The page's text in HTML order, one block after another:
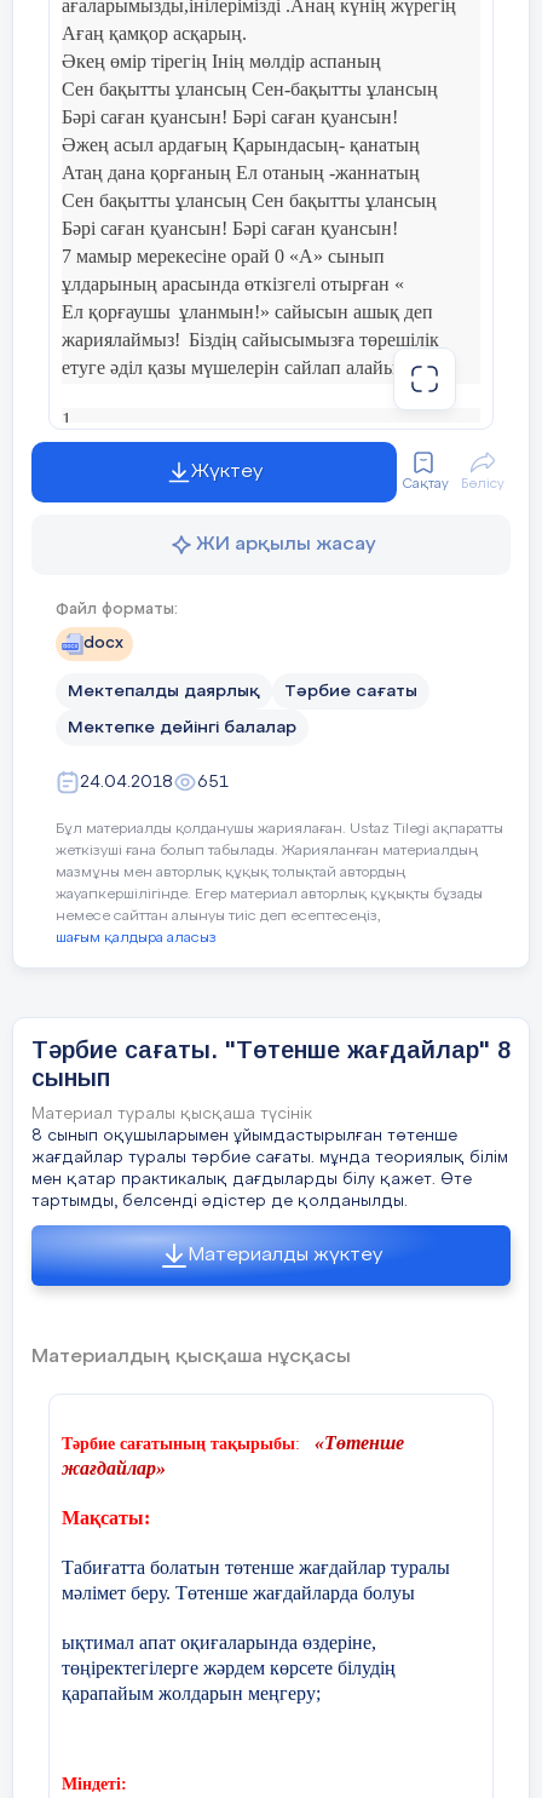
ағаларымызды,інілерімізді .Анаң күнің жүрегің
Ағаң қамқор асқарың.
Әкең өмір тірегің Інің мөлдір аспаның
Сен бақытты ұлансың Сен-бақытты ұлансың
Бәрі саған қуансын! Бәрі саған қуансын!
Әжең асыл ардағың Қарындасың- қанатың
Атаң дана қорғаның Ел отаның -жаннатың
Сен бақытты ұлансың Сен бақытты ұлансың
Бәрі саған қуансын! Бәрі саған қуансын!
7 мамыр мерекесіне орай 0 «А» сынып
ұлдарының арасында өткізгелі отырған «
Ел қорғаушы ұланмын!» сайысын ашық деп
жариялаймыз! Біздің сайысымызға төрешілік
етуге әділ қазы мүшелерін сайлап алайық.
1______________________________________
2______________________________________
«Жігітке жеті өнер аз,жетпіс өнер да көп емес»
дегендей
өнерлерін көрсетіп,бақ сынасады. Ендеше біз
болашақ ұландарымызды ортаға шақырайық!
2. Айдынұлы Әмір
3. Ә
4. Баяхметов Даулет
5.Жапар Санжар.
6. Қанатұлы Нартай
7.Кенесбаев Нурсултан
Қазір балалар жеребе тастау арқылы шығу ретін
анықтайды.(балалар алма ағашына барып алма
алады. Алмада рет саны жазылған.)
1.Таныстыру.
2. Өнер сайысы (өз өнерін көрсету)
3 Қол өнер сайысы(әкелерімен бірігіп жасаған
бұйымдар )
4. Кім жылдам (Мозайка құрастыру )
5. Күштілер сайысы (гир көтеру,отырып тұру,
6. Жеті атаны атай білеміз бе
Біздің сайыскерлеріміздің рет сандары белгілі
болды.
Найль, Әмір, Ескендір, Даулет, Санжар, Нартай,
Әр бүлдіршін-ел гүлі!
Бақытты елде туғаның
Есіміңнен белгілі!
Ендеше таныстыруымызды бастаймыз!
Жүктеу
Сақтау Бөлісу
ЖИ арқылы жасау
Файл форматы:
docx
Мектепалды даярлық Тәрбие сағаты
Мектепке дейінгі балалар
24.04.2018 651
Бұл материалды қолданушы жариялаған. Ustaz Tilegi ақпаратты
жеткізуші ғана болып табылады. Жарияланған материалдың
мазмұны мен авторлық құқық толықтай автордың
жауапкершілігінде. Егер материал авторлық құқықты бұзады
немесе сайттан алынуы тиіс деп есептесеңіз,
шағым қалдыра аласыз
Тәрбие сағаты. "Төтенше жағдайлар" 8
сынып
Материал туралы қысқаша түсінік
8 сынып оқушыларымен ұйымдастырылған төтенше
жағдайлар туралы тәрбие сағаты. мұнда теориялық білім
мен қатар практикалық дағдыларды білу қажет. Өте
тартымды, белсенді әдістер де қолданылды.
Материалды жүктеу
Материалдың қысқаша нұсқасы
Тәрбие сағатының тақырыбы:
«Төтенше
жағдайлар»
Мақсаты:
Табиғатта болатын төтенше жағдайлар туралы
мәлімет беру. Төтенше жағдайларда болуы
ықтимал апат оқиғаларында өздеріне,
төңіректегілерге жәрдем көрсете білудің
қарапайым жолдарын меңгеру;
Міндеті: